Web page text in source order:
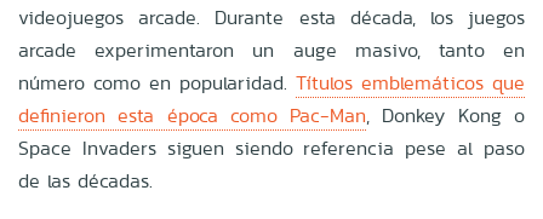
videojuegos arcade. Durante esta década, los juegos
arcade experimentaron un auge masivo, tanto en
número como en popularidad. Títulos emblemáticos que
definieron esta época como Pac-Man, Donkey Kong o
Space Invaders siguen siendo referencia pese al paso
de las décadas.